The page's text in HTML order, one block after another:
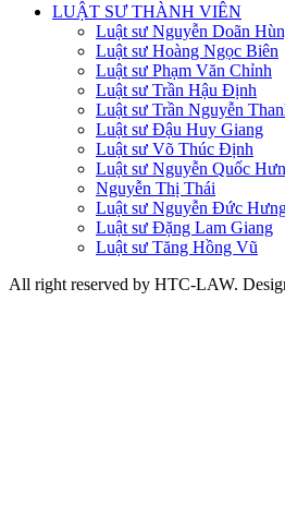
LUẬT SƯ THÀNH VIÊN
Luật sư Nguyễn Doãn
Luật sư Hoàng Ngọc Biên
Luật sư Phạm Văn Chỉnh
Luật sư Trần Hậu Định
Luật sư Trần Nguyễn
Luật sư Đậu Huy Giang
Luật sư Võ Thúc Định
Luật sư Nguyễn Quốc
Nguyễn Thị Thái
Luật sư Nguyễn Đức
Luật sư Đặng Lam Giang
Luật sư Tăng Hồng Vũ
All right reserved by HTC-LAW.